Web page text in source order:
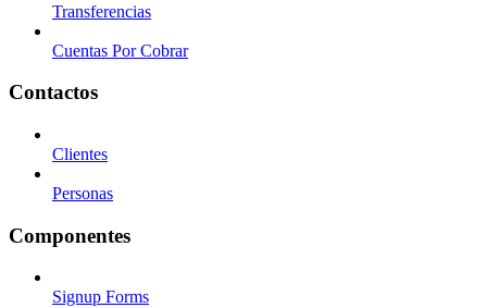
Transferencias
Cuentas Por Cobrar
Contactos
Clientes
Personas
Componentes
Signup Forms